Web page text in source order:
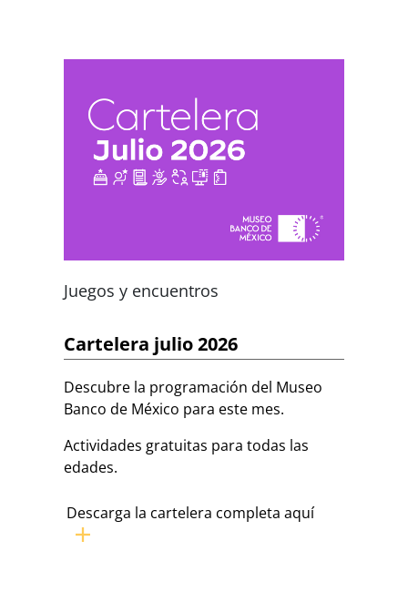
Juegos y encuentros
Cartelera julio 2026
Descubre la programación del Museo
Banco de México para este mes.
Actividades gratuitas para todas las
edades.
Descarga la cartelera completa aquí